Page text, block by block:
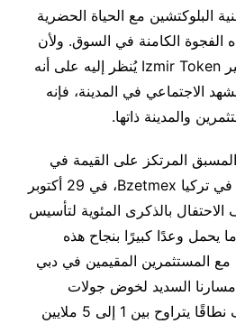
البلوكتشين مع الحياة الحضرية
الفجوة الكامنة في السوق. ولأن
الرمز الرقمي لمدينة إزمير Izmir Token يُنظر إليه على أنه
الاجتماعي في المدينة، فإنه
والمدينة ذاتها.
المرتكز على القيمة في
بورصة العملات المشفرة في تركيا Bzetmex، في 29 أكتوبر
بالذكرى المئوية لتأسيس
يحمل وعدًا كبيرًا بنجاح هذه
مع المستثمرين المقيمين في دبي
السديد لخوض جولات
استثمارية لاحقة، تستهدف نطاقًا يتراوح بين 1 إلى 5 ملايين